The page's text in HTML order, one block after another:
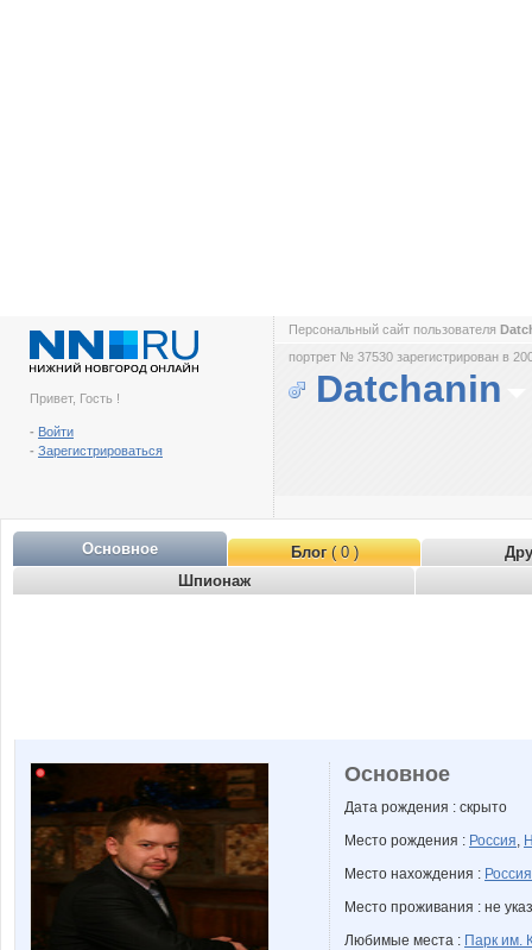
Привет, Гость !
- Войти
- Зарегистрироваться
Персональный сайт пользователя
портрет № 37530 зарегистрирован в
Datchanin
Основное Блог( 0 )
Шпионаж
Основное
Дата рождения : скрыто
Место рождения : Россия,
Место нахождения : Россия
Место проживания : не
Любимые места : Парк им.